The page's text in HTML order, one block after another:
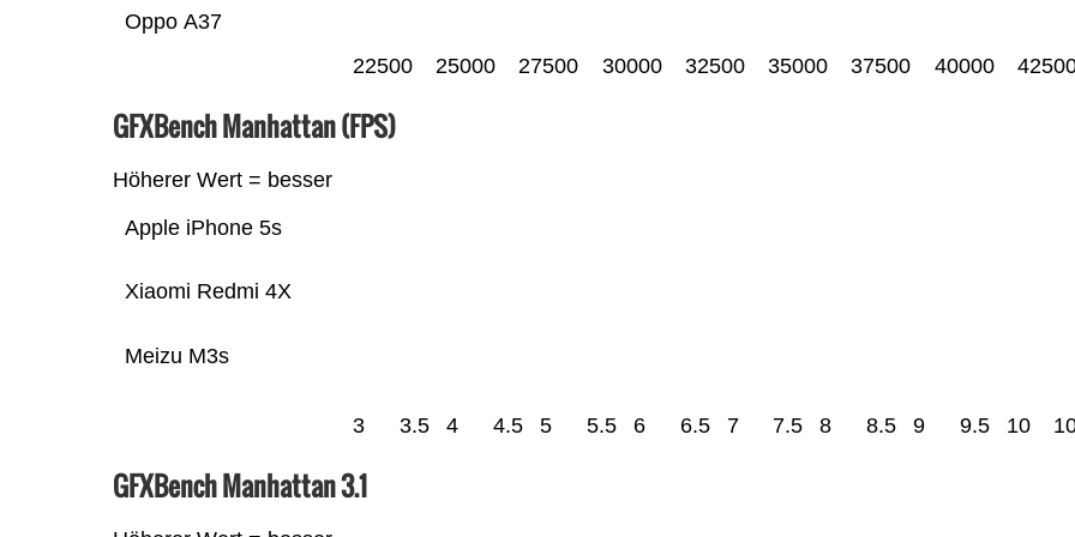
Oppo A37
22500 25000 27500 30000 32500 35000 37500 40000
GFXBench Manhattan (FPS)
Höherer Wert = besser
Meizu M3s
Xiaomi Redmi 4X
Apple iPhone 5s
3 3.5 4 4.5 5 5.5 6 6.5 7 7.5 8 8.5 9 9.5 10
GFXBench Manhattan 3.1